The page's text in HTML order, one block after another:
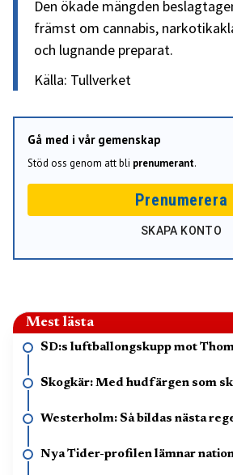
Den ökade mängden
främst om cannabis,
och lugnande preparat.
Källa: Tullverket
Gå med i vår gemenskap
Stöd oss genom att bli prenumerant.
Prenumerera
SKAPA KONTO
Mest lästa
SD:s luftballongskupp mot
Skogkär: Med hudfärgen som
Westerholm: Så bildas nästa
Nya Tider-profilen lämnar